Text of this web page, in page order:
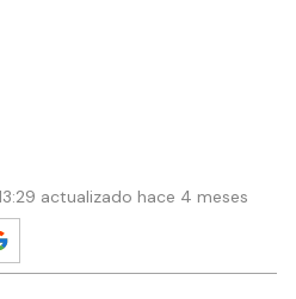
actualizado hace 4 meses